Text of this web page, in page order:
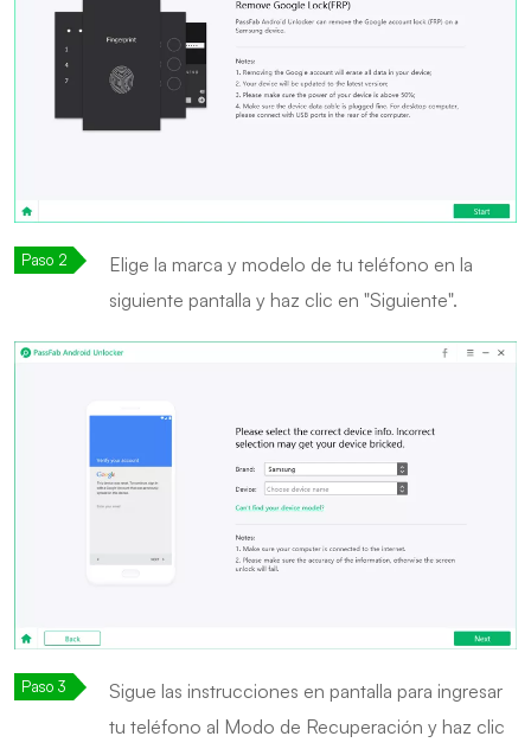
Elige la marca y modelo de tu teléfono en la
siguiente pantalla y haz clic en "Siguiente".
Sigue las instrucciones en pantalla para ingresar
tu teléfono al Modo de Recuperación y haz clic